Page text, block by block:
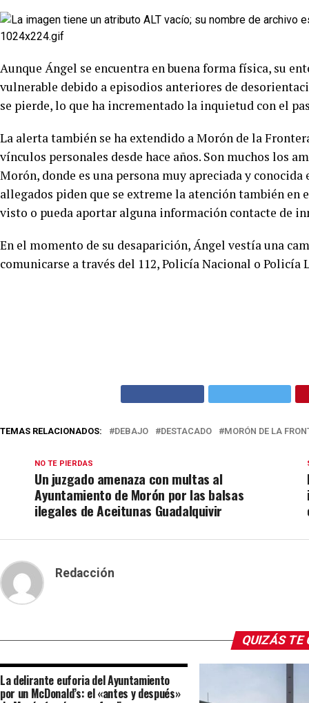
Aunque Ángel se encuentra en buena forma física, su
vulnerable debido a episodios anteriores de
se pierde, lo que ha incrementado la inquietud con el
La alerta también se ha extendido a Morón de la
vínculos personales desde hace años. Son muchos los
Morón, donde es una persona muy apreciada y
allegados piden que se extreme la atención también en
visto o pueda aportar alguna información contacte de
En el momento de su desaparición, Ángel vestía una
comunicarse a través del 112, Policía Nacional o Policía
TEMAS RELACIONADOS: DEBAJO DESTACADO MORÓN DE LA
NO TE PIERDAS
Un juzgado amenaza con multas al
Ayuntamiento de Morón por las balsas
ilegales de Aceitunas Guadalquivir
Redacción
QUIZÁS TE
La delirante euforia del Ayuntamiento
por un McDonald’s: el «antes y después»